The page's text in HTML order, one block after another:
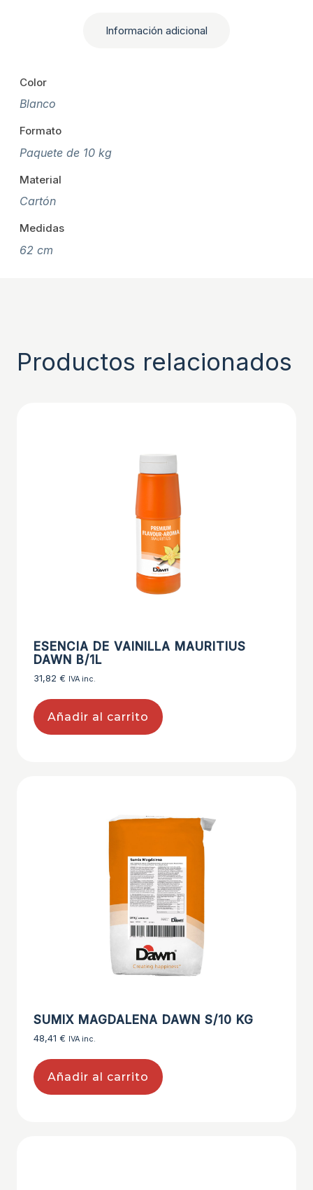
Información adicional
Color
Blanco
Formato
Paquete de 10 kg
Material
Cartón
Medidas
62 cm
Productos relacionados
ESENCIA DE VAINILLA MAURITIUS
DAWN B/1L
31,82 € IVA inc.
Añadir al carrito
SUMIX MAGDALENA DAWN S/10 KG
48,41 € IVA inc.
Añadir al carrito